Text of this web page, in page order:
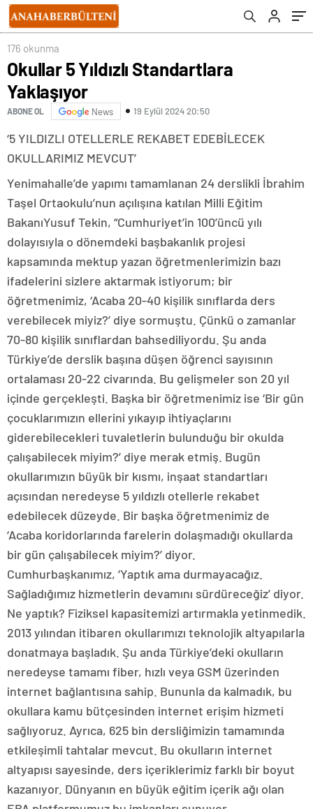
176 okunma
Okullar 5 Yıldızlı Standartlara
Yaklaşıyor
ABONE OL News 19 Eylül 2024 20:50
‘5 YILDIZLI OTELLERLE REKABET EDEBİLECEK
OKULLARIMIZ MEVCUT’
Yenimahalle’de yapımı tamamlanan 24 derslikli İbrahim
Taşel Ortaokulu’nun açılışına katılan Milli Eğitim
BakanıYusuf Tekin, “Cumhuriyet’in 100’üncü yılı
dolayısıyla o dönemdeki başbakanlık projesi
kapsamında mektup yazan öğretmenlerimizin bazı
ifadelerini sizlere aktarmak istiyorum; bir
öğretmenimiz, ‘Acaba 20-40 kişilik sınıflarda ders
verebilecek miyiz?’ diye sormuştu. Çünkü o zamanlar
70-80 kişilik sınıflardan bahsediliyordu. Şu anda
Türkiye’de derslik başına düşen öğrenci sayısının
ortalaması 20-22 civarında. Bu gelişmeler son 20 yıl
içinde gerçekleşti. Başka bir öğretmenimiz ise ‘Bir gün
çocuklarımızın ellerini yıkayıp ihtiyaçlarını
giderebilecekleri tuvaletlerin bulunduğu bir okulda
çalışabilecek miyim?’ diye merak etmiş. Bugün
okullarımızın büyük bir kısmı, inşaat standartları
açısından neredeyse 5 yıldızlı otellerle rekabet
edebilecek düzeyde. Bir başka öğretmenimiz de
‘Acaba koridorlarında farelerin dolaşmadığı okullarda
bir gün çalışabilecek miyim?’ diyor.
Cumhurbaşkanımız, ‘Yaptık ama durmayacağız.
Sağladığımız hizmetlerin devamını sürdüreceğiz’ diyor.
Ne yaptık? Fiziksel kapasitemizi artırmakla yetinmedik.
2013 yılından itibaren okullarımızı teknolojik altyapılarla
donatmaya başladık. Şu anda Türkiye’deki okulların
neredeyse tamamı fiber, hızlı veya GSM üzerinden
internet bağlantısına sahip. Bununla da kalmadık, bu
okullara kamu bütçesinden internet erişim hizmeti
sağlıyoruz. Ayrıca, 625 bin dersliğimizin tamamında
etkileşimli tahtalar mevcut. Bu okulların internet
altyapısı sayesinde, ders içeriklerimiz farklı bir boyut
kazanıyor. Dünyanın en büyük eğitim içerik ağı olan